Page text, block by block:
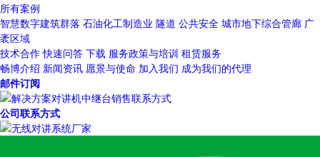
所有案例
智慧数字建筑群落 石油化工制造业 隧道 公共安全 城市地下综合管廊 广
袤区域
技术合作 快速问答 下载 服务政策与培训 租赁服务
畅博介绍 新闻资讯 愿景与使命 加入我们 成为我们的代理
邮件订阅
公司联系方式